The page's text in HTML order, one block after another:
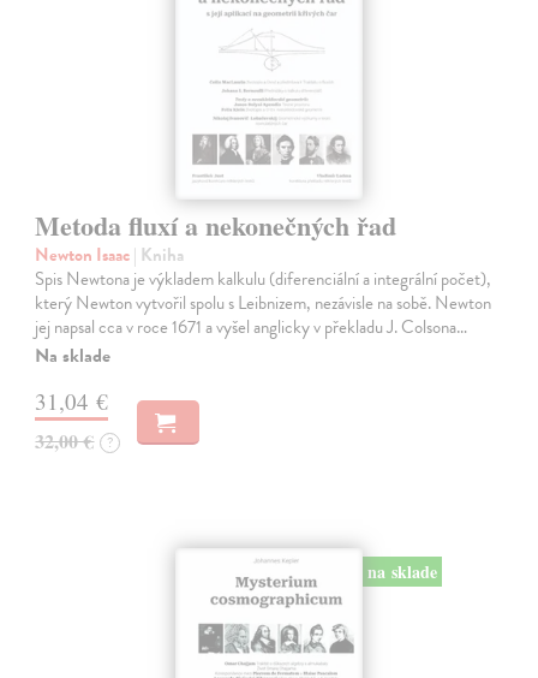
Metoda fluxí a nekonečných řad
Newton Isaac| Kniha
Spis Newtona je výkladem kalkulu (diferenciální a integrální počet),
který Newton vytvořil spolu s Leibnizem, nezávisle na sobě. Newton
jej napsal cca v roce 1671 a vyšel anglicky v překladu J. Colsona…
Na sklade
31,04 €
32,00 € ?
na sklade